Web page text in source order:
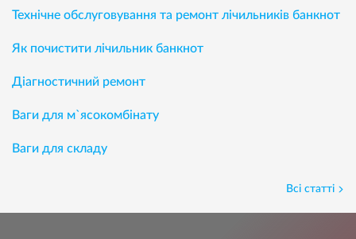
Технічне обслуговування та ремонт лічильників банкнот
Як почистити лічильник банкнот
Діагностичний ремонт
Ваги для м`ясокомбінату
Ваги для складу
Всі статті